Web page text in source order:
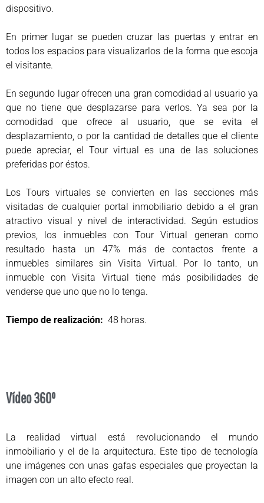
dispositivo.
En primer lugar se pueden cruzar las puertas y entrar en
todos los espacios para visualizarlos de la forma que escoja
el visitante.
En segundo lugar ofrecen una gran comodidad al usuario ya
que no tiene que desplazarse para verlos. Ya sea por la
comodidad que ofrece al usuario, que se evita el
desplazamiento, o por la cantidad de detalles que el cliente
puede apreciar, el Tour virtual es una de las soluciones
preferidas por éstos.
Los Tours virtuales se convierten en las secciones más
visitadas de cualquier portal inmobiliario debido a el gran
atractivo visual y nivel de interactividad. Según estudios
previos, los inmuebles con Tour Virtual generan como
resultado hasta un 47% más de contactos frente a
inmuebles similares sin Visita Virtual. Por lo tanto, un
inmueble con Visita Virtual tiene más posibilidades de
venderse que uno que no lo tenga.
Tiempo de realización: 48 horas.
Vídeo 360º
La realidad virtual está revolucionando el mundo
inmobiliario y el de la arquitectura. Este tipo de tecnología
une imágenes con unas gafas especiales que proyectan la
imagen con un alto efecto real.